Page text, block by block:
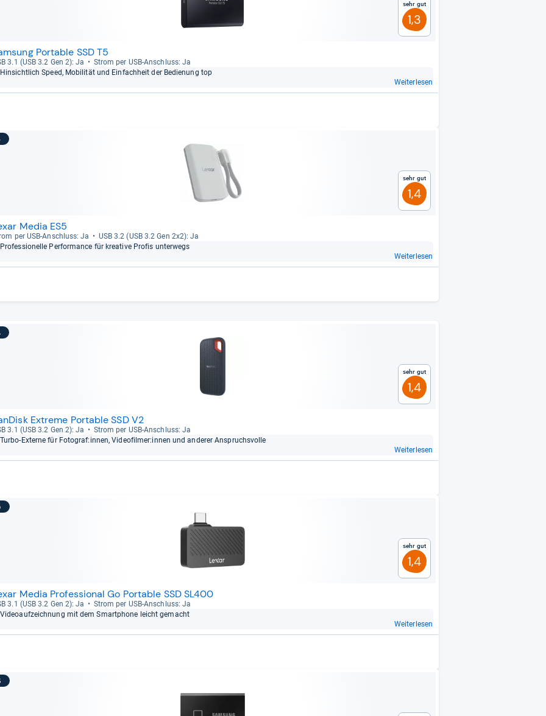
Sehr gut
1,3
Portable SSD T5
3.1 (USB 3.2 Gen 2): Ja
Strom per USB-​Anschluss: Ja
Hin­sicht­lich Speed, Mobi­li­tät und Ein­fach­heit der Bedie­nung top
Weiterlesen
Sehr gut
1,4
Media ES5
per USB-​Anschluss: Ja
USB 3.2 (USB 3.2 Gen 2x2): Ja
Pro­fes­sio­nelle Per­for­mance für krea­tive Pro­fis unter­wegs
Weiterlesen
Sehr gut
1,4
Extreme Portable SSD V2
3.1 (USB 3.2 Gen 2): Ja
Strom per USB-​Anschluss: Ja
Turbo-​Externe für Foto­graf:innen, Video­fil­mer:innen und ande­rer Anspruchs­volle
Weiterlesen
Sehr gut
1,4
Media Professional Go Portable SSD SL400
3.1 (USB 3.2 Gen 2): Ja
Strom per USB-​Anschluss: Ja
Videoauf­zeich­nung mit dem Smart­phone leicht gemacht
Weiterlesen